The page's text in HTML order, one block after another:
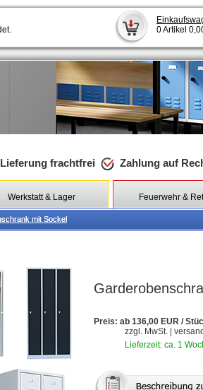
0 Artikel
Lieferung frachtfrei Zahlung auf
Werkstatt & Lager Feuerwehr &
mit Sockel
mit Sockel
Preis: ab 136,00 EUR /
zzgl. MwSt. |
Lieferzeit: ca. 1